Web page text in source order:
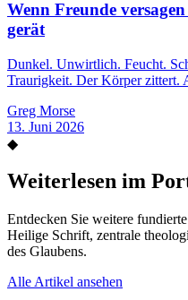
Wenn Freunde
gerät
Dunkel. Unwirtlich. Feucht.
Traurigkeit. Der Körper zittert.
Greg Morse
13. Juni 2026
◆
Weiterlesen im
Entdecken Sie weitere
Heilige Schrift, zentrale
des Glaubens.
Alle Artikel ansehen